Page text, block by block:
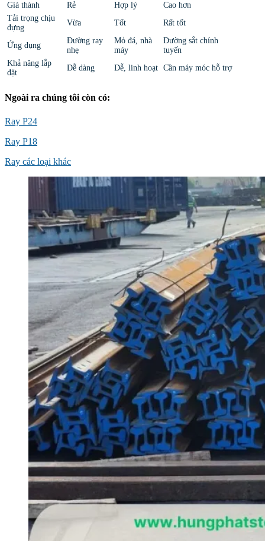
Giá thành
Rẻ Hợp lý
Cao hơn
Tải trọng chịu
đựng
Vừa Tốt Rất tốt
Ứng dụng
Đường ray
nhẹ
Mỏ đá, nhà
máy
Đường sắt chính
tuyến
Khả năng lắp
đặt
Dễ dàng Dễ, linh hoạt Cần máy móc hỗ trợ
Ngoài ra chúng tôi còn có:
Ray P24
Ray P18
Ray các loại khác